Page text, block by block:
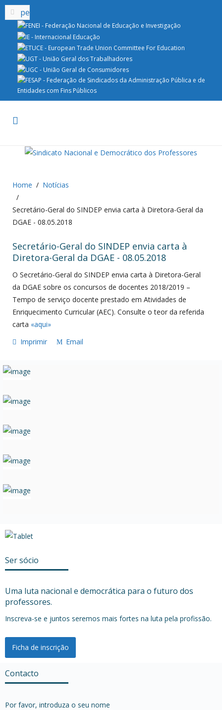
Home Notícias
Secretário-Geral do SINDEP envia carta à Diretora-Geral da
DGAE - 08.05.2018
Secretário-Geral do SINDEP envia carta à
Diretora-Geral da DGAE - 08.05.2018
O Secretário-Geral do SINDEP envia carta à Diretora-Geral
da DGAE sobre os concursos de docentes 2018/2019 –
Tempo de serviço docente prestado em Atividades de
Enriquecimento Curricular (AEC). Consulte o teor da referida
carta «aqui»
Imprimir
Email
Ser sócio
Uma luta nacional e democrática para o futuro dos
professores.
Inscreva-se e juntos seremos mais fortes na luta pela profissão.
Ficha de inscrição
Contacto
Por favor, introduza o seu nome